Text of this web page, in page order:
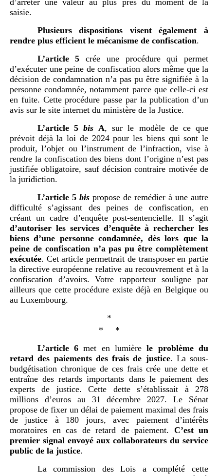
d’arrêter une valeur au plus près du moment de la
saisie.
Plusieurs dispositions visent également à
rendre plus efficient le mécanisme de confiscation.
L’article 5 crée une procédure qui permet
d’exécuter une peine de confiscation alors même que la
décision de condamnation n’a pas pu être signifiée à la
personne condamnée, notamment parce que celle-ci est
en fuite. Cette procédure passe par la publication d’un
avis sur le site internet du ministère de la Justice.
L’article 5bisA, sur le modèle de ce que
prévoit déjà la loi de 2024 pour les biens qui sont le
produit, l’objet ou l’instrument de l’infraction, vise à
rendre la confiscation des biens dont l’origine n’est pas
justifiée obligatoire, sauf décision contraire motivée de
la juridiction.
L’article 5 bispropose de remédier à une autre
difficulté s’agissant des peines de confiscation, en
créant un cadre d’enquête post-sentencielle. Il s’agit
d’autoriser les services d’enquête à rechercher les
biens d’une personne condamnée, dès lors que la
peine de confiscation n’a pas pu être complètement
exécutée. Cet article permettrait de transposer en partie
la directive européenne relative au recouvrement et à la
confiscation d’avoirs. Votre rapporteur souligne par
ailleurs que cette procédure existe déjà en Belgique ou
au Luxembourg.
*
* *
L’article 6 met en lumièrele problème du
retard des paiements des frais de justice. La sous-
budgétisation chronique de ces frais crée une dette et
entraîne des retards importants dans le paiement des
experts de justice. Cette dette s’établissait à 278
millions d’euros au 31 décembre 2027. Le Sénat
propose de fixer un délai de paiement maximal des frais
de justice à 180 jours, avec paiement d’intérêts
moratoires en cas de retard de paiement. C’est un
premier signal envoyé aux collaborateurs du service
public de la justice.
La commission des Lois a complété cette